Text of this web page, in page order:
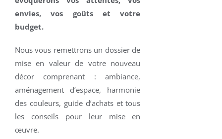
envies, vos goûts et votre
budget.
Nous vous remettrons un dossier de
mise en valeur de votre nouveau
décor comprenant : ambiance,
aménagement d’espace, harmonie
des couleurs, guide d’achats et tous
les conseils pour leur mise en
œuvre.